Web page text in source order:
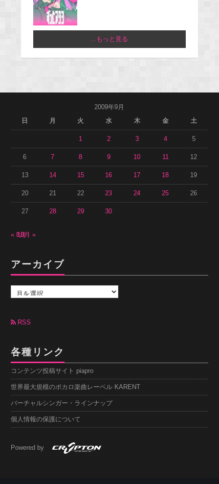
...もっと見る
2009年9月
日
月 火 水 木 金 土
1 2 3 4 5
6 7 8 9 10 11 12
13 14 15 16 17 18 19
20 21 22 23 24 25 26
27 28 29 30
« 8月
10月 »
アーカイブ
カ
ブ RSS
各種リンク
コンテンツ投稿サイト piapro
世界最大規模のボカロ楽曲レーベル KARENT
バーチャルシンガー・ラインナップ
個人情報の保護について
Powered by